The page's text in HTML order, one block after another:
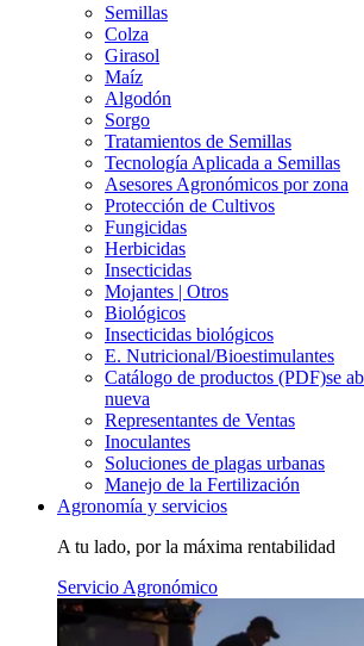
Semillas
Colza
Girasol
Maíz
Algodón
Sorgo
Tratamientos de Semillas
Tecnología Aplicada a Semillas
Asesores Agronómicos por zona
Protección de Cultivos
Fungicidas
Herbicidas
Insecticidas
Mojantes | Otros
Biológicos
Insecticidas biológicos
E. Nutricional/Bioestimulantes
Catálogo de productos (PDF)se
nueva
Representantes de Ventas
Inoculantes
Soluciones de plagas urbanas
Manejo de la Fertilización
Agronomía y servicios
A tu lado, por la máxima rentabilidad
Servicio Agronómico